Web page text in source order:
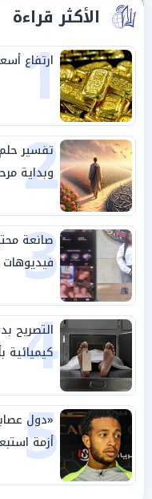
الأكثر قراءة
1
ارتفاع
2
تفسير
وبداية
3
صانعة
فيديوهات
4
التصريح
كيميائية
5
«دول
أزمة